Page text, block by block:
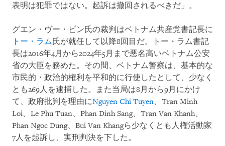
表明は犯罪ではない。起訴は撤回されるべきだ」。
グエン・ヴー・ビン氏の裁判はベトナム共産党書記長に
トー・ラム氏が就任して以降8回目だ。トー・ラム書記
長は2016年4月から2024年5月まで悪名高いベトナム公安
省の大臣を務めた。その間、ベトナム警察は、基本的な
市民的・政治的権利を平和的に行使したとして、少なく
とも269人を逮捕した。また当局は8月から9月にかけ
て、政府批判を理由にNguyen Chi Tuyen、Tran Minh
Loi、Le Phu Tuan、Phan Dinh Sang、Tran Van Khanh、
Phan Ngoc Dung、Bui Van Khangら少なくとも人権活動家
7人を起訴し、実刑判決を下した。